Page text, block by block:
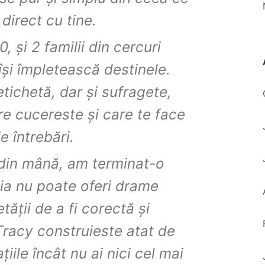
cu tine.
și 2 familii din cercuri
împletească destinele.
dar și sufragete,
cucereste și care te face
întrebări.
mână, am terminat-o
nu poate oferi drame
de a fi corectă și
construieste atat de
încât nu ai nici cel mai